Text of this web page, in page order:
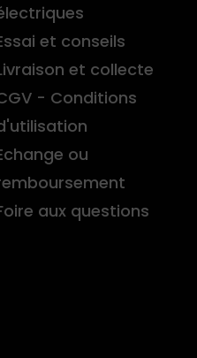
et conseils
et collecte
- Conditions
ou
aux questions